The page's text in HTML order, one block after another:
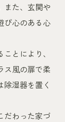
また、玄関や
び心のある心
とにより、
ス風の扉で柔
除湿器を置く
だわった家づ